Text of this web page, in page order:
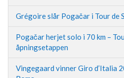
Grégoire slår Pogačar i Tour de
Pogačar herjet solo i 70 km –
åpningsetappen
Vingegaard vinner Giro d’Italia